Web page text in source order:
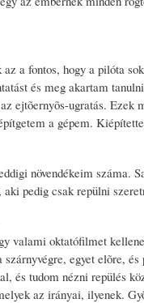
a fontos, hogy a pilóta
és meg akartam
ejtõernyõs-ugratás.
a gépem.
növendékeim száma.
pedig csak repülni
valami oktatófilmet
egyet elõre,
és tudom nézni repülés
az irányai, ilyenek.